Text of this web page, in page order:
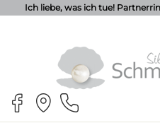
Ich liebe, was ich tue!